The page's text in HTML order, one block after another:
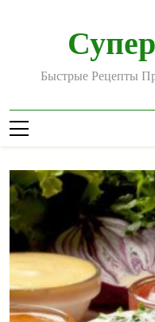
содержимому
Быстрые Рецепты